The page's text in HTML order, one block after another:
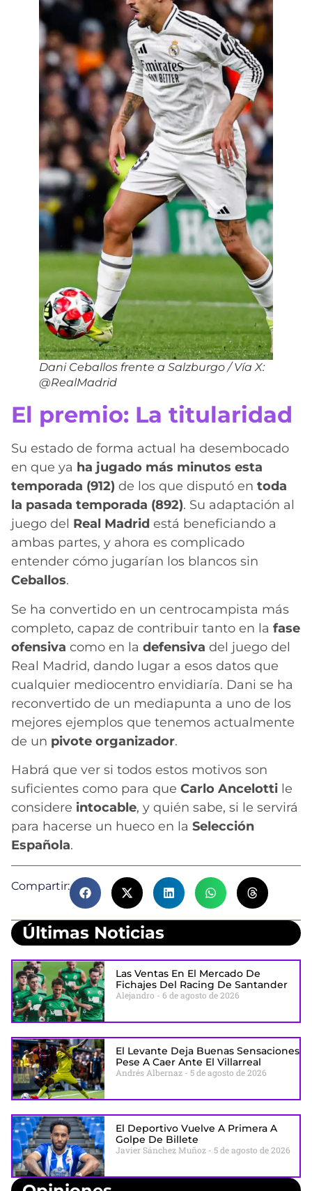
Dani Ceballos frente a Salzburgo / Vía X:
@RealMadrid
El premio: La titularidad
Su estado de forma actual ha desembocado
en que ya ha jugado más minutos esta
temporada (912) de los que disputó en toda
la pasada temporada (892). Su adaptación al
juego del Real Madrid está beneficiando a
ambas partes, y ahora es complicado
entender cómo jugarían los blancos sin
Ceballos.
Se ha convertido en un centrocampista más
completo, capaz de contribuir tanto en la fase
ofensiva como en la defensiva del juego del
Real Madrid, dando lugar a esos datos que
cualquier mediocentro envidiaría. Dani se ha
reconvertido de un mediapunta a uno de los
mejores ejemplos que tenemos actualmente
de un pivote organizador.
Habrá que ver si todos estos motivos son
suficientes como para que Carlo Ancelotti le
considere intocable, y quién sabe, si le servirá
para hacerse un hueco en la Selección
Española.
Compartir:
Últimas Noticias
Las Ventas En El Mercado De
Fichajes Del Racing De Santander
Alejandro 6 de agosto de 2026
El Levante Deja Buenas Sensaciones
Pese A Caer Ante El Villarreal
Andrés Albernaz 5 de agosto de 2026
El Deportivo Vuelve A Primera A
Golpe De Billete
Javier Sánchez Muñoz 5 de agosto de 2026